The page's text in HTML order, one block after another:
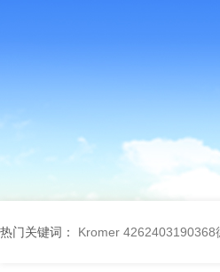
热门关键词： Kromer